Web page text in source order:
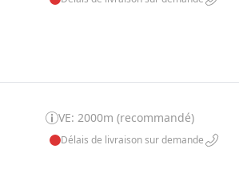
VE: 2000m (recommandé)
Délais de livraison sur demande